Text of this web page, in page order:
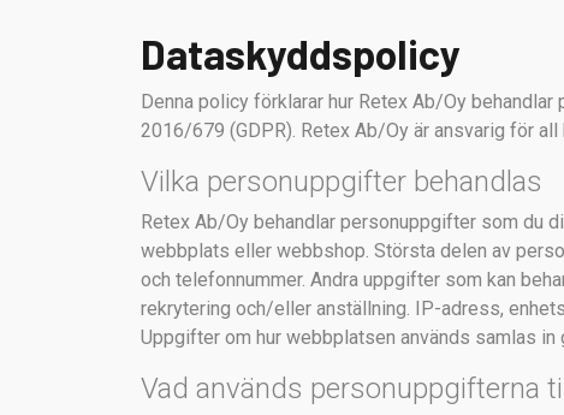
Dataskyddspolicy
Denna policy förklarar hur Retex Ab/Oy
2016/679 (GDPR). Retex Ab/Oy är ansvarig för
Vilka personuppgifter behandlas
Retex Ab/Oy behandlar personuppgifter som du
webbplats eller webbshop. Största delen av
och telefonnummer. Andra uppgifter som kan
rekrytering och/eller anställning. IP-adress,
Uppgifter om hur webbplatsen används samlas
Vad används personuppgifterna till